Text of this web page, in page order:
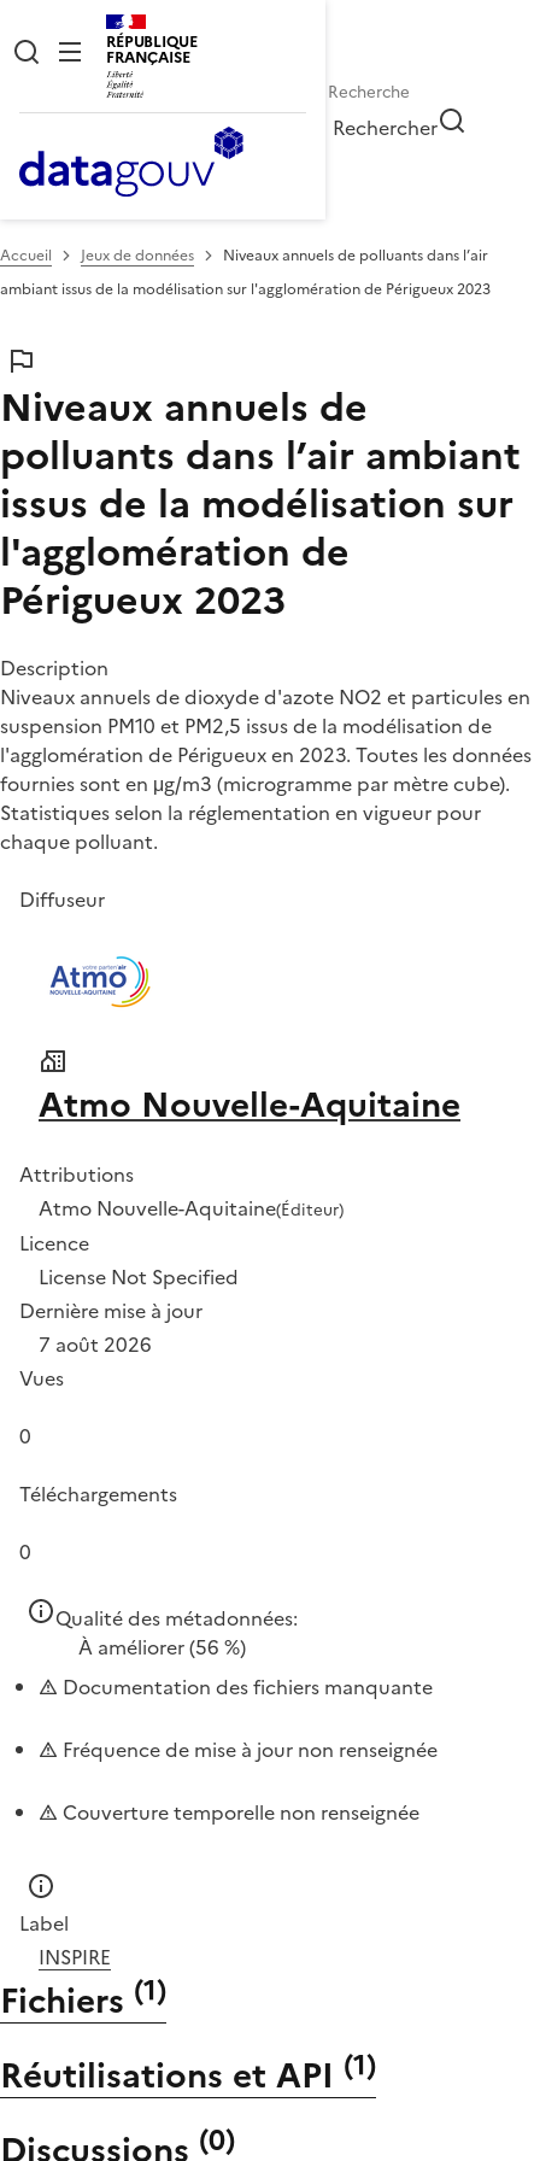
RÉPUBLIQUE
FRANÇAISE
Rechercher
Accueil Jeux de données
Niveaux annuels de polluants dans l’air
ambiant issus de la modélisation sur l'agglomération de Périgueux 2023
Niveaux annuels de
polluants dans l’air ambiant
issus de la modélisation sur
l'agglomération de
Périgueux 2023
Description
Niveaux annuels de dioxyde d'azote NO2 et particules en
suspension PM10 et PM2,5 issus de la modélisation de
l'agglomération de Périgueux en 2023. Toutes les données
fournies sont en μg/m3 (microgramme par mètre cube).
Statistiques selon la réglementation en vigueur pour
chaque polluant.
Diffuseur
Atmo Nouvelle-Aquitaine
Attributions
Atmo Nouvelle-Aquitaine(Éditeur)
Licence
License Not Specified
Dernière mise à jour
7 août 2026
Vues
0
Téléchargements
0
Qualité des métadonnées:
À améliorer(56 %)
Documentation des fichiers manquante
Fréquence de mise à jour non renseignée
Couverture temporelle non renseignée
Label
INSPIRE
Fichiers (1)
Réutilisations et API (1)
Discussions (0)